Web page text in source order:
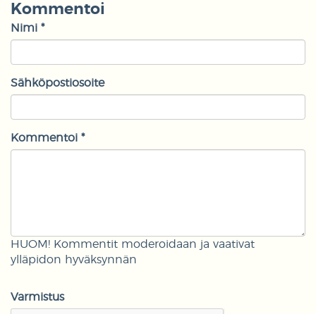
Kommentoi
Nimi *
Sähköpostiosoite
Kommentoi *
HUOM! Kommentit moderoidaan ja vaativat
ylläpidon hyväksynnän
Varmistus